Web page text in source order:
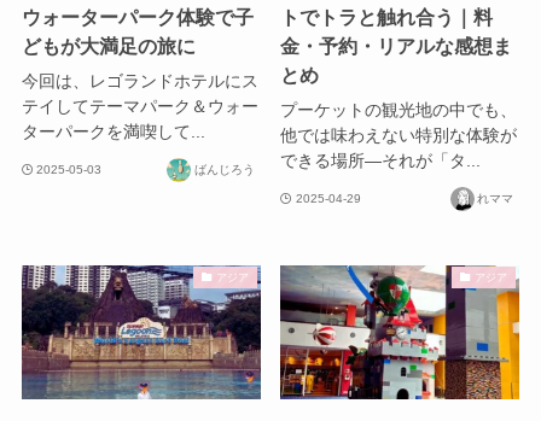
ウォーターパーク体験で子
どもが大満足の旅に
今回は、レゴランドホテルにス
テイしてテーマパーク＆ウォー
ターパークを満喫して...
2025-05-03 ばんじろう
トでトラと触れ合う｜料
金・予約・リアルな感想ま
とめ
プーケットの観光地の中でも、
他では味わえない特別な体験が
できる場所—それが「タ...
2025-04-29 れママ
アジア アジア